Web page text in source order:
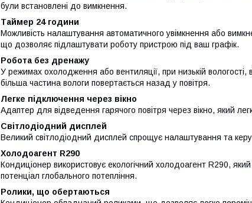
були встановлені до вимкнення.
Таймер 24 години
Можливість налаштування автоматичного увімкнення або
що дозволяє підлаштувати роботу пристрою під ваш графік.
Робота без дренажу
У режимах охолодження або вентиляції, при низькій вологості,
більша частина вологи повертається назад у повітря.
Легке підключення через вікно
Адаптер для відведення гарячого повітря через вікно, який
Світлодіодний дисплей
Великий світлодіодний дисплей спрощує налаштування та
Холодоагент R290
Кондиціонер використовує екологічний холодоагент R290,
потенціал глобального потепління.
Ролики, що обертаються